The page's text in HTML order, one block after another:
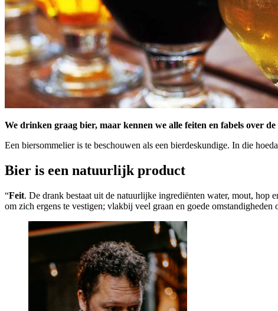
We drinken graag bier, maar kennen we alle feiten en fabels over
Een biersommelier is te beschouwen als een bierdeskundige. In die
Bier is een natuurlijk product
“Feit. De drank bestaat uit de natuurlijke ingrediënten water, mout, hop
om zich ergens te vestigen; vlakbij veel graan en goede omstandigheden